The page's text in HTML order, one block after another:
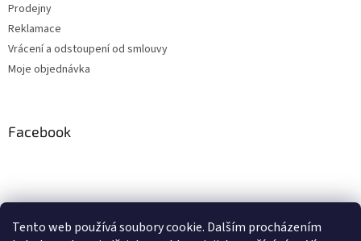
Tento web používá soubory cookie. Dalším procházením
Prodejny
Reklamace
Vrácení a odstoupení od smlouvy
Moje objednávka
Facebook
Instagram